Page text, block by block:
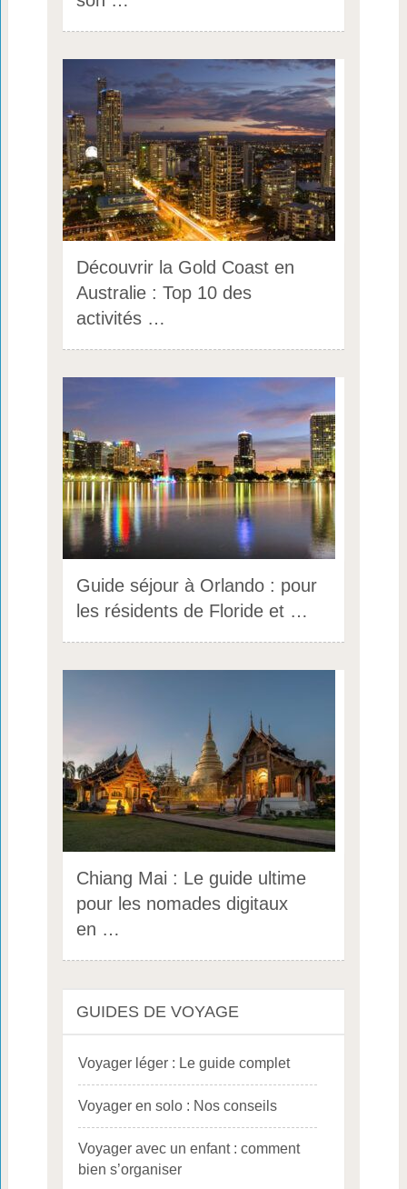
Découvrir la Gold Coast en
Australie : Top 10 des
activités …
Guide séjour à Orlando : pour
les résidents de Floride et …
Chiang Mai : Le guide ultime
pour les nomades digitaux
en …
GUIDES DE VOYAGE
Voyager léger : Le guide complet
Voyager en solo : Nos conseils
Voyager avec un enfant : comment
bien s’organiser